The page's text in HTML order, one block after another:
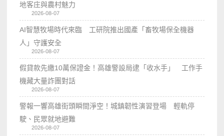
地客庄與農村魅力
2026-08-07
AI智慧牧場時代來臨 工研院推出國產「畜牧場保全機器
人」守護安全
2026-08-07
假貸款先繳10萬保證金！高雄警設局逮「收水手」 工作手
機藏大量詐團對話
2026-08-07
警報一響高雄街頭瞬間淨空！城鎮韌性演習登場 輕軌停
駛、民眾就地避難
2026-08-07